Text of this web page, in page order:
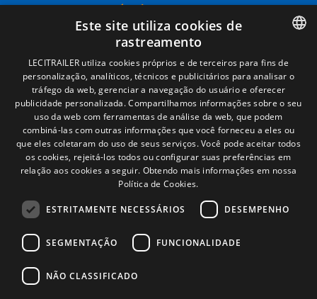
Términos legales
Aviso legal
Política de privacidade
Política de cookies
Condições Gerais de Venda
Gerenciar cookies
Contacto
Camino de los Huertos, S/N. Apdo 100
50620 - Casetas (Zaragoza) SPAIN
+(34) 976 462 121
SPANISH
ENGLISH
FRENCH
ITALIAN
PORTUGUESE
Este site utiliza cookies de
rastreamento
LECITRAILER utiliza cookies próprios e de terceiros para fins de
personalização, analíticos, técnicos e publicitários para analisar o
tráfego da web, gerenciar a navegação do usuário e oferecer
publicidade personalizada. Compartilhamos informações sobre o seu
uso da web com ferramentas de análise da web, que podem
combiná-las com outras informações que você forneceu a eles ou
que eles coletaram do uso de seus serviços. Você pode aceitar todos
os cookies, rejeitá-los todos ou configurar suas preferências em
relação aos cookies a seguir. Obtendo mais informações em nossa
Política de Cookies.
ESTRITAMENTE NECESSÁRIOS DESEMPENHO
SEGMENTAÇÃO FUNCIONALIDADE
NÃO CLASSIFICADO